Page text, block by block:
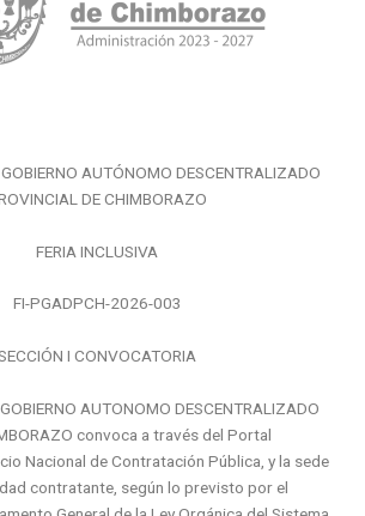
AUTÓNOMO DESCENTRALIZADO
DE CHIMBORAZO
FERIA INCLUSIVA
FI-PGADPCH-2026-003
I CONVOCATORIA
AUTONOMO DESCENTRALIZADO
convoca a través del Portal
Nacional de Contratación Pública, y la sede
contratante, según lo previsto por el